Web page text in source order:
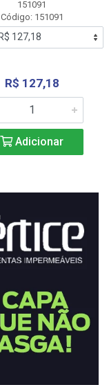
151091
Código: 151091
R$ 127,18
Adicionar